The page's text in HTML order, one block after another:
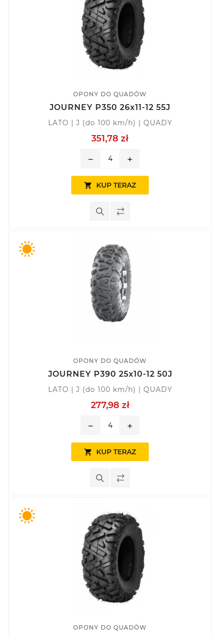
OPONY DO QUADÓW
JOURNEY P350 26x11-12 55J
LATO | J (do 100 km/h) | QUADY
351,78 zł
remove add
 KUP TERAZ
OPONY DO QUADÓW
JOURNEY P390 25x10-12 50J
LATO | J (do 100 km/h) | QUADY
277,98 zł
remove add
 KUP TERAZ
OPONY DO QUADÓW